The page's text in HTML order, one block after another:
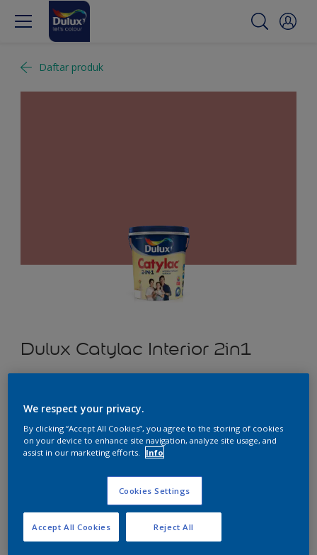
Daftar produk
Dulux Catylac Interior 2in1
Ukuran
Jumlah Kalkulator cat
Hitung
We respect your privacy.
By clicking “Accept All Cookies”, you agree to the storing of cookies
on your device to enhance site navigation, analyze site usage, and
assist in our marketing efforts.
Info
Cookies Settings
Reject All
Accept All Cookies